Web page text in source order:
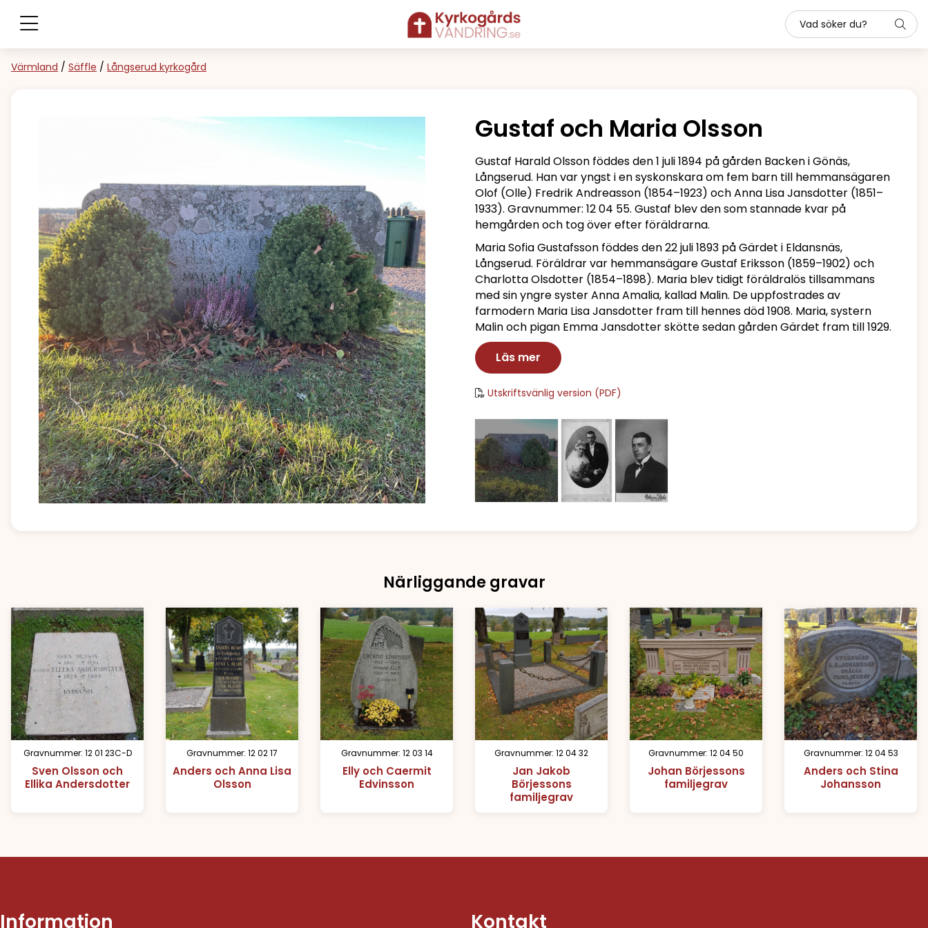
Värmland / Säffle / Långserud kyrkogård
Gustaf och Maria Olsson
Gustaf Harald Olsson föddes den 1 juli 1894 på gården Backen i Gönäs,
Långserud. Han var yngst i en syskonskara om fem barn till hemmansägaren
Olof (Olle) Fredrik Andreasson (1854–1923) och Anna Lisa Jansdotter (1851–
1933). Gravnummer: 12 04 55. Gustaf blev den som stannade kvar på
hemgården och tog över efter föräldrarna.
Maria Sofia Gustafsson föddes den 22 juli 1893 på Gärdet i Eldansnäs,
Långserud. Föräldrar var hemmansägare Gustaf Eriksson (1859–1902) och
Charlotta Olsdotter (1854–1898). Maria blev tidigt föräldralös tillsammans
med sin yngre syster Anna Amalia, kallad Malin. De uppfostrades av
farmodern Maria Lisa Jansdotter fram till hennes död 1908. Maria, systern
Malin och pigan Emma Jansdotter skötte sedan gården Gärdet fram till 1929.
Läs mer
Utskriftsvänlig version (PDF)
Närliggande gravar
Gravnummer: 12 01 23C-D
Sven Olsson och
Ellika Andersdotter
Gravnummer: 12 02 17
Anders och Anna Lisa
Olsson
Gravnummer: 12 03 14
Elly och Caermit
Edvinsson
Gravnummer: 12 04 32
Jan Jakob
Börjessons
familjegrav
Gravnummer: 12 04 50
Johan Börjessons
familjegrav
Gravnummer: 12 04 53
Anders och Stina
Johansson
Information Kontakt